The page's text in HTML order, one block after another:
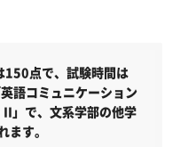
150点で、試験時間は
語コミュニケーション
」で、文系学部の他学
す。